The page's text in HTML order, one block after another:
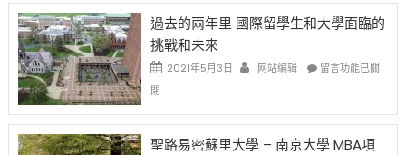
得〉
1B
透
消〉
(周
哈
师
费
過去的兩年里 國際留學生和大學面臨的
挑戰和未來
2021年5月3日 网站编辑
在
的
年
留言功能已關
閉
聖路易密蘇里大學 – 南京大學 MBA項